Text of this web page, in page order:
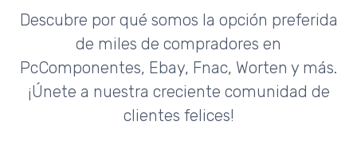
Descubre por qué somos la opción preferida
de miles de compradores en
PcComponentes, Ebay, Fnac, Worten y más.
¡Únete a nuestra creciente comunidad de
clientes felices!